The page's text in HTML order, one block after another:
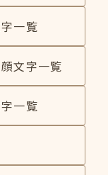
一覧
文字一覧
一覧